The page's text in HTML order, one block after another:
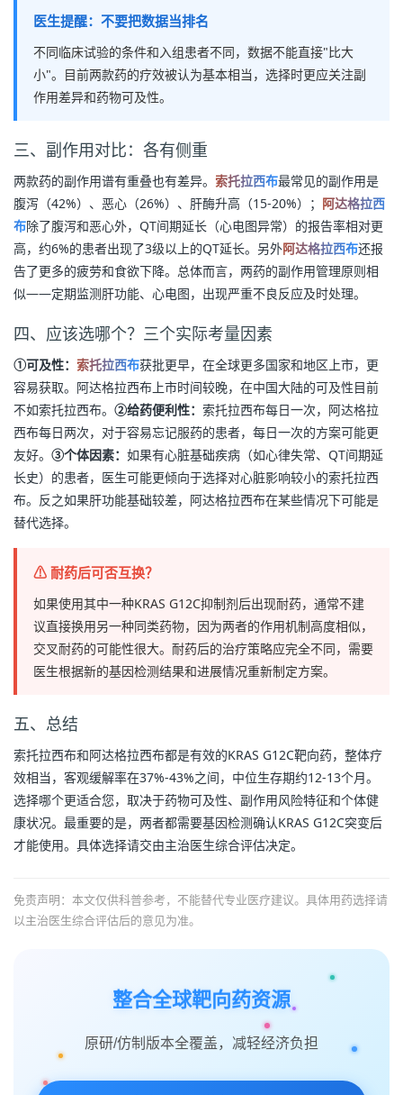
医生提醒：不要把数据当排名
不同临床试验的条件和入组患者不同，数据不能直接"比大
小"。目前两款药的疗效被认为基本相当，选择时更应关注副
作用差异和药物可及性。
三、副作用对比：各有侧重
两款药的副作用谱有重叠也有差异。 索托拉西布最常见的副作用是
腹泻（42%）、恶心（26%）、肝酶升高（15-20%）； 阿达格拉西
布除了腹泻和恶心外，QT间期延长（心电图异常）的报告率相对更
高，约6%的患者出现了3级以上的QT延长。另外阿达格拉西布还报
告了更多的疲劳和食欲下降。总体而言，两药的副作用管理原则相
似——定期监测肝功能、心电图，出现严重不良反应及时处理。
四、应该选哪个？三个实际考量因素
①可及性： 索托拉西布获批更早，在全球更多国家和地区上市，更
容易获取。阿达格拉西布上市时间较晚，在中国大陆的可及性目前
不如索托拉西布。 ②给药便利性： 索托拉西布每日一次，阿达格拉
西布每日两次，对于容易忘记服药的患者，每日一次的方案可能更
友好。 ③个体因素： 如果有心脏基础疾病（如心律失常、QT间期延
长史）的患者，医生可能更倾向于选择对心脏影响较小的索托拉西
布。反之如果肝功能基础较差，阿达格拉西布在某些情况下可能是
替代选择。
⚠ 耐药后可否互换？
如果使用其中一种KRAS G12C抑制剂后出现耐药，通常不建
议直接换用另一种同类药物，因为两者的作用机制高度相似，
交叉耐药的可能性很大。耐药后的治疗策略应完全不同，需要
医生根据新的基因检测结果和进展情况重新制定方案。
五、总结
索托拉西布和阿达格拉西布都是有效的KRAS G12C靶向药，整体疗
效相当，客观缓解率在37%-43%之间，中位生存期约12-13个月。
选择哪个更适合您，取决于药物可及性、副作用风险特征和个体健
康状况。最重要的是，两者都需要基因检测确认KRAS G12C突变后
才能使用。具体选择请交由主治医生综合评估决定。
免责声明：本文仅供科普参考，不能替代专业医疗建议。具体用药选择请
以主治医生综合评估后的意见为准。
整合全球靶向药资源
原研/仿制版本全覆盖，减轻经济负担